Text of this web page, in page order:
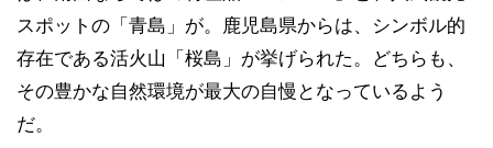
スポットの「青島」が。鹿児島県からは、シンボル的
存在である活火山「桜島」が挙げられた。どちらも、
その豊かな自然環境が最大の自慢となっているよう
だ。